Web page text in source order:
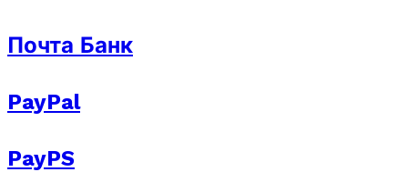
Почта Банк
PayPal
PayPS